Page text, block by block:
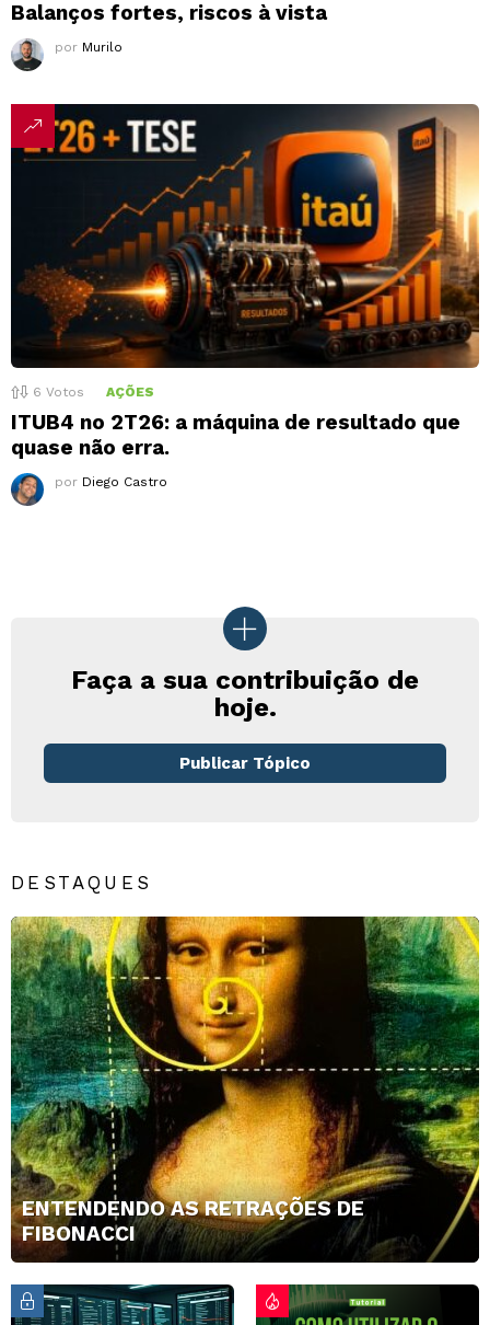
Balanços fortes, riscos à vista
por Murilo
6 Votos AÇÕES
ITUB4 no 2T26: a máquina de resultado que
quase não erra.
por Diego Castro
Faça a sua contribuição de
hoje.
Publicar Tópico
DESTAQUES
ENTENDENDO AS RETRAÇÕES DE
FIBONACCI